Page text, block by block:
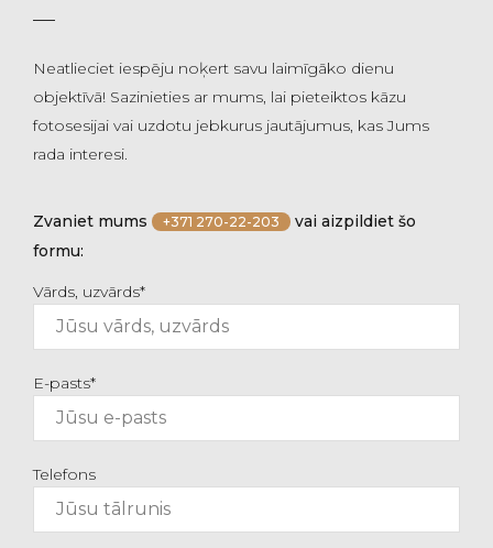
Neatlieciet iespēju noķert savu laimīgāko dienu
objektīvā! Sazinieties ar mums, lai pieteiktos kāzu
fotosesijai vai uzdotu jebkurus jautājumus, kas Jums
rada interesi.
Zvaniet mums +371 270-22-203
vai aizpildiet šo
formu:
Vārds, uzvārds*
E-pasts*
Telefons